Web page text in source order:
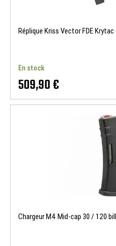
Réplique Kriss Vector FDE Krytac
En stock
509,90 €
Chargeur M4 Mid-cap 30 / 120